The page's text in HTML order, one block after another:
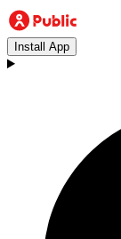
Install App